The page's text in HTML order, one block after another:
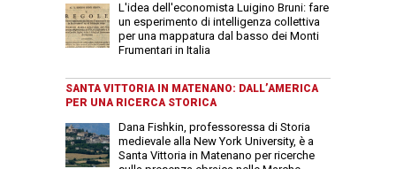
L'idea dell'economista Luigino Bruni: fare
un esperimento di intelligenza collettiva
per una mappatura dal basso dei Monti
Frumentari in Italia
SANTA VITTORIA IN MATENANO: DALL’AMERICA
PER UNA RICERCA STORICA
Dana Fishkin, professoressa di Storia
medievale alla New York University, è a
Santa Vittoria in Matenano per ricerche